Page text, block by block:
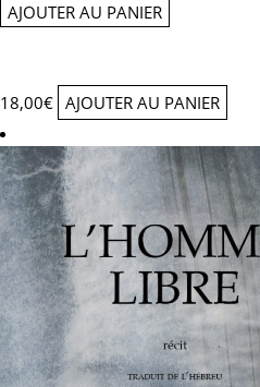
AJOUTER AU PANIER
18,00€ AJOUTER AU PANIER